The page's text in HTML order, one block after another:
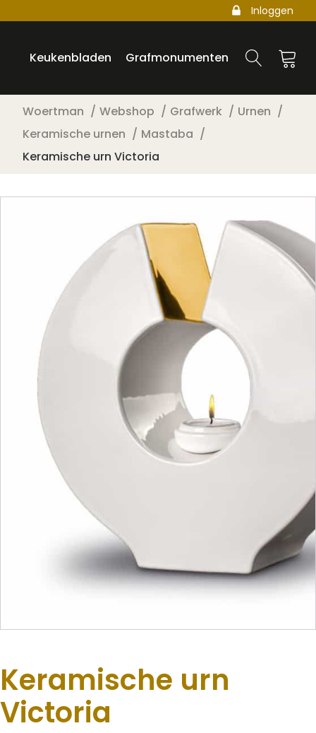
Inloggen
Keukenbladen Grafmonumenten
Woertman Webshop Grafwerk
Urnen
Keramische urnen
Mastaba
Keramische urn Victoria
Keramische urn
Victoria